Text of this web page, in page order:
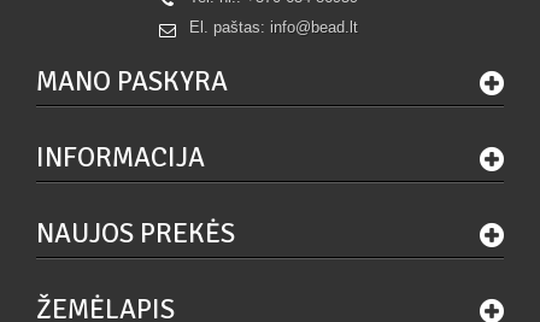
El. paštas: info@bead.lt
MANO PASKYRA
INFORMACIJA
NAUJOS PREKĖS
ŽEMĖLAPIS